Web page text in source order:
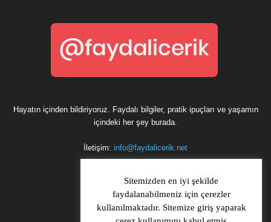
Hayatın içinden bildiriyoruz. Faydalı bilgiler, pratik ipuçları ve yaşamın
içindeki her şey burada.
İletişim: info@faydalicerik.net
Sitemizden en iyi şekilde
faydalanabilmeniz için çerezler
kullanılmaktadır. Sitemize giriş yaparak